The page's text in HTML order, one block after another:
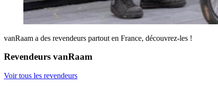
vanRaam a des revendeurs partout en France, découvrez-les !
Revendeurs vanRaam
Voir tous les revendeurs